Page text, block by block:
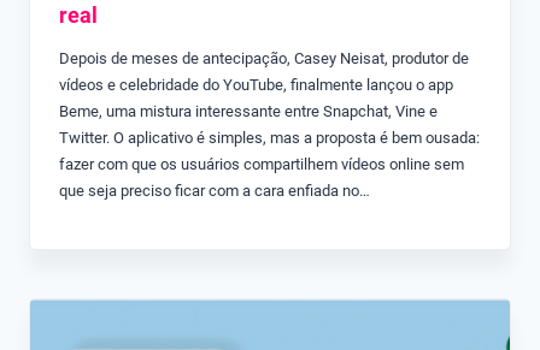
real
Depois de meses de antecipação, Casey Neisat, produtor de
vídeos e celebridade do YouTube, finalmente lançou o app
Beme, uma mistura interessante entre Snapchat, Vine e
Twitter. O aplicativo é simples, mas a proposta é bem ousada:
fazer com que os usuários compartilhem vídeos online sem
que seja preciso ficar com a cara enfiada no…